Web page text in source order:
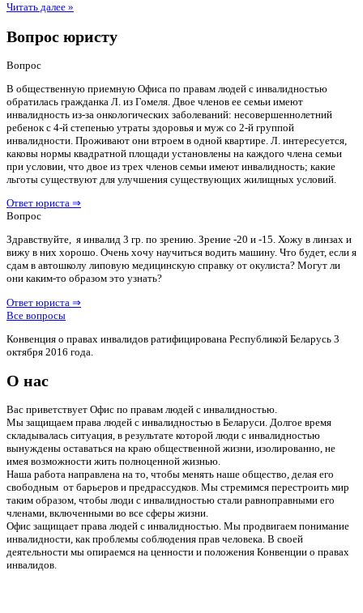
Читать далее »
Вопрос юристу
Вопрос
В общественную приемную Офиса по правам людей с инвалидностью
обратилась гражданка Л. из Гомеля. Двое членов ее семьи имеют
инвалидность из-за онкологических заболеваний: несовершеннолетний
ребенок с 4-й степенью утраты здоровья и муж со 2-й группой
инвалидности. Проживают они втроем в одной квартире. Л. интересуется,
каковы нормы квадратной площади установлены на каждого члена семьи
при условии, что двое из трех членов семьи имеют инвалидность; какие
льготы существуют для улучшения существующих жилищных условий.
Ответ юриста ⇒
Вопрос
Здравствуйте, я инвалид 3 гр. по зрению. Зрение -20 и -15. Хожу в линзах и
вижу в них хорошо. Очень хочу научиться водить машину. Что будет, если я
сдам в автошколу липовую медицинскую справку от окулиста? Могут ли
они каким-то образом это узнать?
Ответ юриста ⇒
Все вопросы
Конвенция о правах инвалидов ратифицирована Республикой Беларусь 3
октября 2016 года.
О нас
Вас приветствует Офис по правам людей с инвалидностью.
Мы защищаем права людей с инвалидностью в Беларуси. Долгое время
складывалась ситуация, в результате которой люди с инвалидностью
вынуждены оставаться на краю общественной жизни, изолированно, не
имея возможности жить полноценной жизнью.
Наша работа направлена на то, чтобы менять наше общество, делая его
свободным от барьеров и предрассудков. Мы стремимся перестроить мир
таким образом, чтобы люди с инвалидностью стали равноправными его
членами, включенными во все сферы жизни.
Офис защищает права людей с инвалидностью. Мы продвигаем понимание
инвалидности, как проблемы соблюдения прав человека. В своей
деятельности мы опираемся на ценности и положения Конвенции о правах
инвалидов.